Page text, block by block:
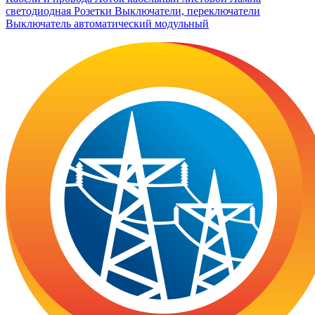
светодиодная Розетки Выключатели, переключатели
Выключатель автоматический модульный